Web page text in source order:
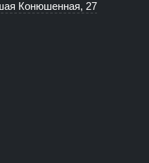
Конюшенная, 27